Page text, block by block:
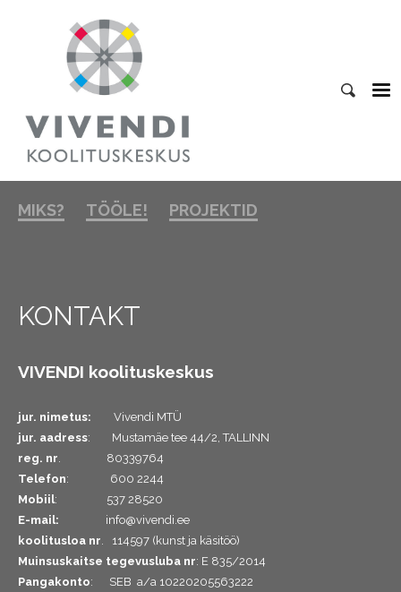
MIKS? TÖÖLE! PROJEKTID
KONTAKT
VIVENDI koolituskeskus
jur. nimetus:
Vivendi MTÜ
jur. aadress: Mustamäe tee 44/2, TALLINN
reg. nr . 80339764
Telefon: 600 2244
Mobiil: 537 28520
E-mail:
info@vivendi.ee
koolitusloa nr . 114597 (kunst ja käsitöö)
Muinsuskaitse tegevusluba nr: E 835/2014
Pangakonto: SEB a/a 10220205563222